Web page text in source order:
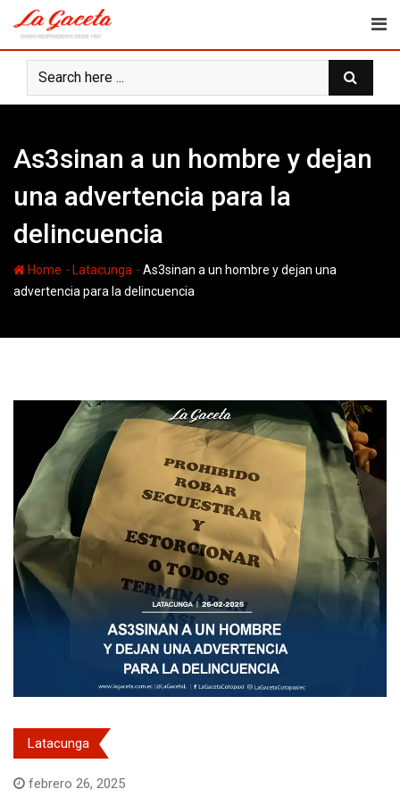
content
As3sinan a un hombre y dejan
una advertencia para la
delincuencia
Home - Latacunga -As3sinan a un hombre y dejan una
advertencia para la delincuencia
Latacunga
febrero 26, 2025